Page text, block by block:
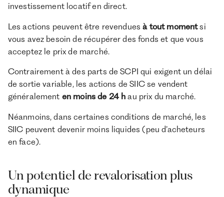
investissement locatif en direct.
Les actions peuvent être revenduesà tout momentsi
vous avez besoin de récupérer des fonds et que vous
acceptez le prix de marché.
Contrairement à des parts de SCPI qui exigent un délai
de sortie variable, les actions de SIIC se vendent
généralement en moins de 24 h au prix du marché.
Néanmoins, dans certaines conditions de marché, les
SIIC peuvent devenir moins liquides (peu d’acheteurs
en face).
Un potentiel de revalorisation plus
dynamique